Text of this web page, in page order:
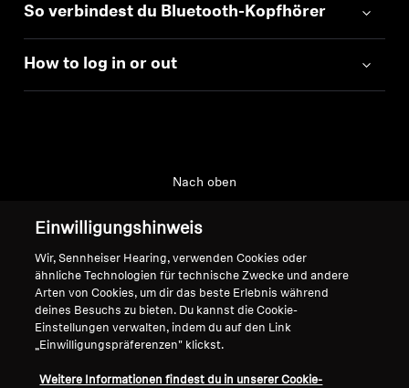
So verbindest du Bluetooth-Kopfhörer
How to log in or out
Support
Nach oben
Impressum
Globale Datenschutzrichtlinie
Allgemeine
Online-Verkäufe an Verbraucher
Unser Unternehmen
Newsroom
Einwilligungshinweis
Wir, Sennheiser Hearing, verwenden Cookies oder
ähnliche Technologien für technische Zwecke und andere
Arten von Cookies, um dir das beste Erlebnis während
deines Besuchs zu bieten. Du kannst die Cookie-
Einstellungen verwalten, indem du auf den Link
„Einwilligungspräferenzen" klickst.
Weitere Informationen findest du in unserer Cookie-